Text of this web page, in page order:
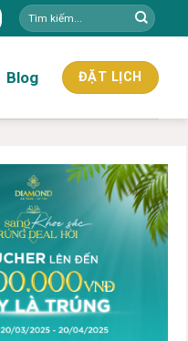
Blog ĐẶT LỊCH